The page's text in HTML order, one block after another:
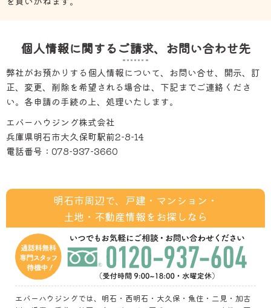
個人情報に関するご請求、お問い合わせ先
弊社がお預かりする個人情報について、お問い合せ、開示、訂
正、変更、削除を希望される場合は、下記までご連絡くださ
い。各申請の手続の上、処理いたします。
エバーハウジング株式会社
兵庫県明石市大久保町駅前2-8-14
電話番号：078-937-3660
明石市周辺で、戸建・マンション・
土地・不動産情報をお探しなら
エバーハウジングでは、明石・西明石・大久保・魚住・二見・加古